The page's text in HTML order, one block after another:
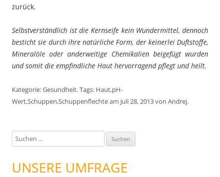
zurück.
Selbstverständlich ist die Kernseife kein Wundermittel, dennoch
besticht sie durch ihre natürliche Form, der keinerlei Duftstoffe,
Mineralöle oder anderweitige Chemikalien beigefügt wurden
und somit die empfindliche Haut hervorragend pflegt und heilt.
Kategorie:Gesundheit. Tags: Haut,pH-
Wert,Schuppen,Schuppenflechteam Juli 28, 2013von Andrej.
u
h
UNSERE UMFRAGE